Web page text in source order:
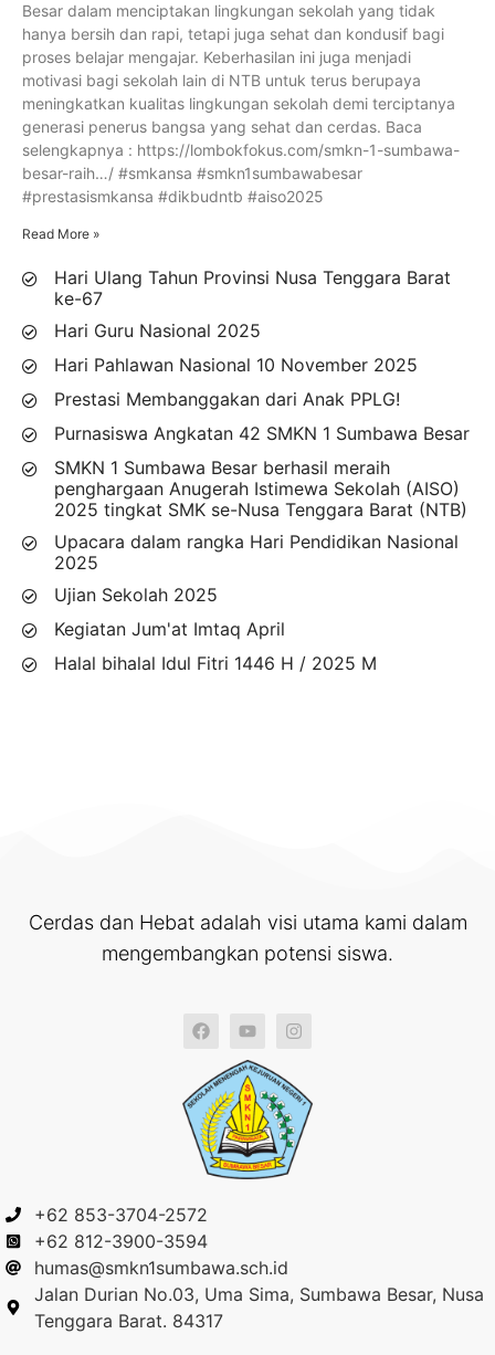
Besar dalam menciptakan lingkungan sekolah yang tidak
hanya bersih dan rapi, tetapi juga sehat dan kondusif bagi
proses belajar mengajar. Keberhasilan ini juga menjadi
motivasi bagi sekolah lain di NTB untuk terus berupaya
meningkatkan kualitas lingkungan sekolah demi terciptanya
generasi penerus bangsa yang sehat dan cerdas. Baca
selengkapnya : https://lombokfokus.com/smkn-1-sumbawa-
besar-raih…/ #smkansa #smkn1sumbawabesar
#prestasismkansa #dikbudntb #aiso2025
Read More »
Hari Ulang Tahun Provinsi Nusa Tenggara Barat
ke-67
Hari Guru Nasional 2025
Hari Pahlawan Nasional 10 November 2025
Prestasi Membanggakan dari Anak PPLG!
Purnasiswa Angkatan 42 SMKN 1 Sumbawa Besar
SMKN 1 Sumbawa Besar berhasil meraih
penghargaan Anugerah Istimewa Sekolah (AISO)
2025 tingkat SMK se-Nusa Tenggara Barat (NTB)
Upacara dalam rangka Hari Pendidikan Nasional
2025
Ujian Sekolah 2025
Kegiatan Jum'at Imtaq April
Halal bihalal Idul Fitri 1446 H / 2025 M
Cerdas dan Hebat adalah visi utama kami dalam
mengembangkan potensi siswa.
+62 853-3704-2572
+62 812-3900-3594
humas@smkn1sumbawa.sch.id
Jalan Durian No.03, Uma Sima, Sumbawa Besar, Nusa
Tenggara Barat. 84317